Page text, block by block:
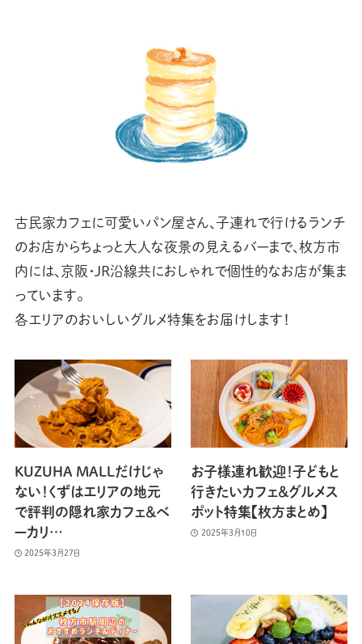
古民家カフェに可愛いパン屋さん、子連れで行けるランチ
のお店からちょっと大人な夜景の見えるバーまで、 枚方市
内には、京阪・JR沿線共におしゃれで個性的なお店が集ま
っています。
各エリアのおいしいグルメ特集をお届けします！
KUZUHA MALLだけじゃ
ない！くずはエリアの地元
で評判の隠れ家カフェ＆ベ
ーカリ…
2025年3月27日
お子様連れ歓迎！子どもと
行きたいカフェ＆グルメス
ポット特集【枚方まとめ】
2025年3月10日